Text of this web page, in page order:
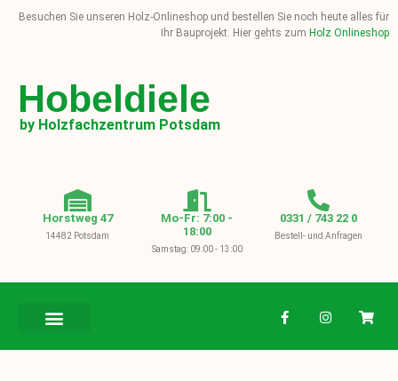
Besuchen Sie unseren Holz-Onlineshop und bestellen Sie noch heute alles für
Ihr Bauprojekt. Hier gehts zum Holz Onlineshop
Hobeldiele
by Holzfachzentrum Potsdam
Horstweg 47
14482 Potsdam
Mo-Fr: 7:00 -
18:00
Samstag: 09:00 - 13:00
0331 / 743 22 0
Bestell- und Anfragen